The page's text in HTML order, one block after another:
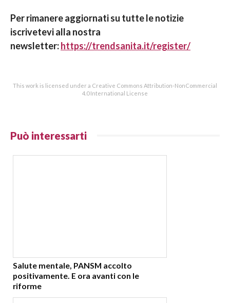
Per rimanere aggiornati su tutte le notizie
iscrivetevi alla nostra
newsletter:https://trendsanita.it/register/
This work is licensed under a Creative Commons Attribution-NonCommercial
4.0 International License
Può interessarti
Salute mentale, PANSM accolto
positivamente. E ora avanti con le
riforme